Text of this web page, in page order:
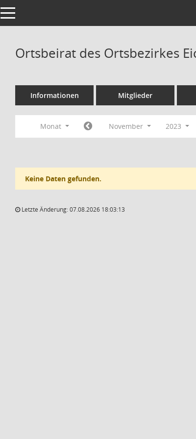
Toggle navigation
Ortsbeirat des Ortsbezirkes
Informationen Mitglieder
Monat November 2023
Keine Daten gefunden.
Letzte Änderung: 07.08.2026 18:03:13